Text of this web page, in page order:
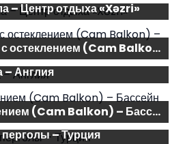
– Центр отдыха «Xəzri»
Система перголы с остеклением (Cam Balkon) – Шамахы, Пиргулу
– Англия
Пергола с остеклением (Cam Balkon) – Бассейн Новханы
– Турция